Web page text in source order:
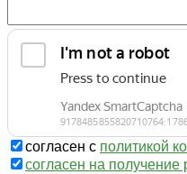
согласен с политикой
согласен на получение